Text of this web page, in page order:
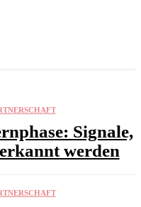
Signale,
werden